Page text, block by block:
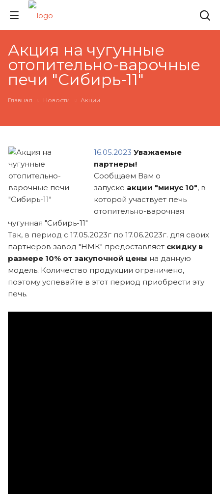
Акция на чугунные
отопительно-варочные
печи "Сибирь-11"
Главная Новости Акции
16.05.2023 Уважаемые
партнеры!
Сообщаем Вам о
запуске акции "минус 10", в
которой участвует печь
отопительно-варочная
чугунная "Сибирь-11"
Так, в период с 17.05.2023г по 17.06.2023г. для своих
партнеров завод "НМК" предоставляет скидку в
размере 10% от закупочной цены на данную
модель. Количество продукции ограничено,
поэтому успевайте в этот период приобрести эту
печь.